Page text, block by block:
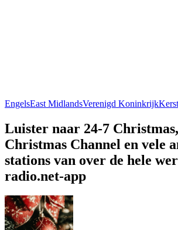
EngelsEast MidlandsVerenigd Koninkrijk
Luister naar 24-7
Christmas Channel en vele
stations van over de hele
radio.net-app